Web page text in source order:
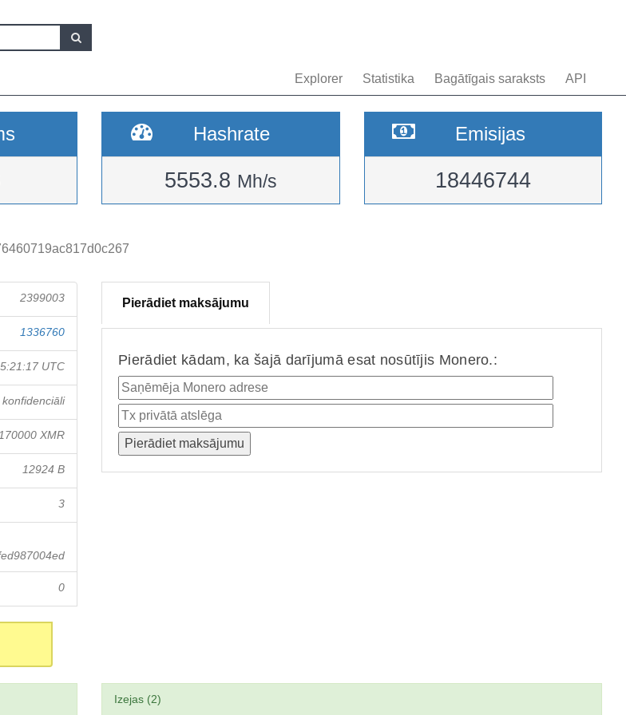
Explorer Statistika Bagātīgais saraksts API
Hashrate
5553.8 Mh/s
Emisijas
18446744
2399003
1336760
UTC
konfidenciāli
XMR
12924 B
3
0
Pierādiet maksājumu
Pierādiet kādam, ka šajā darījumā esat nosūtījis Monero.:
Izejas (2)